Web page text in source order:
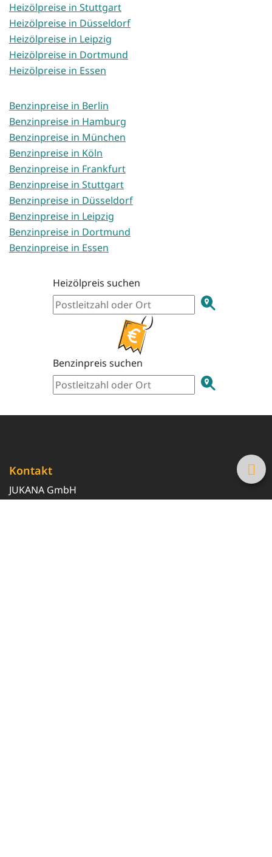
Heizölpreise in Stuttgart
Heizölpreise in Düsseldorf
Heizölpreise in Leipzig
Heizölpreise in Dortmund
Heizölpreise in Essen
Benzinpreise in Berlin
Benzinpreise in Hamburg
Benzinpreise in München
Benzinpreise in Köln
Benzinpreise in Frankfurt
Benzinpreise in Stuttgart
Benzinpreise in Düsseldorf
Benzinpreise in Leipzig
Benzinpreise in Dortmund
Benzinpreise in Essen
Heizölpreis suchen
Benzinpreis suchen
Kontakt
JUKANA GmbH